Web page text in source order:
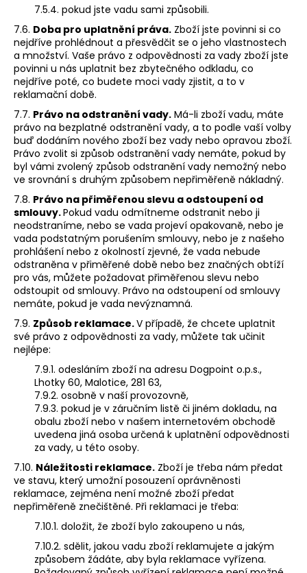
7.5.4. pokud jste vadu sami způsobili.
7.6. Doba pro uplatnění práva. Zboží jste povinni si co
nejdříve prohlédnout a přesvědčit se o jeho vlastnostech
a množství. Vaše právo z odpovědnosti za vady zboží jste
povinni u nás uplatnit bez zbytečného odkladu, co
nejdříve poté, co budete moci vady zjistit, a to v
reklamační době.
7.7. Právo na odstranění vady. Má-li zboží vadu, máte
právo na bezplatné odstranění vady, a to podle vaší volby
buď dodáním nového zboží bez vady nebo opravou zboží.
Právo zvolit si způsob odstranění vady nemáte, pokud by
byl vámi zvolený způsob odstranění vady nemožný nebo
ve srovnání s druhým způsobem nepřiměřeně nákladný.
7.8. Právo na přiměřenou slevu a odstoupení od
smlouvy.Pokud vadu odmítneme odstranit nebo ji
neodstraníme, nebo se vada projeví opakovaně, nebo je
vada podstatným porušením smlouvy, nebo je z našeho
prohlášení nebo z okolností zjevné, že vada nebude
odstraněna v přiměřené době nebo bez značných obtíží
pro vás, můžete požadovat přiměřenou slevu nebo
odstoupit od smlouvy. Právo na odstoupení od smlouvy
nemáte, pokud je vada nevýznamná.
7.9. Způsob reklamace.V případě, že chcete uplatnit
své právo z odpovědnosti za vady, můžete tak učinit
nejlépe:
7.9.1. odesláním zboží na adresu Dogpoint o.p.s.,
Lhotky 60, Malotice, 281 63,
7.9.2. osobně v naší provozovně,
7.9.3. pokud je v záručním listě či jiném dokladu, na
obalu zboží nebo v našem internetovém obchodě
uvedena jiná osoba určená k uplatnění odpovědnosti
za vady, u této osoby.
7.10. Náležitosti reklamace. Zboží je třeba nám předat
ve stavu, který umožní posouzení oprávněnosti
reklamace, zejména není možné zboží předat
nepřiměřeně znečištěné. Při reklamaci je třeba:
7.10.1. doložit, že zboží bylo zakoupeno u nás,
7.10.2. sdělit, jakou vadu zboží reklamujete a jakým
způsobem žádáte, aby byla reklamace vyřízena.